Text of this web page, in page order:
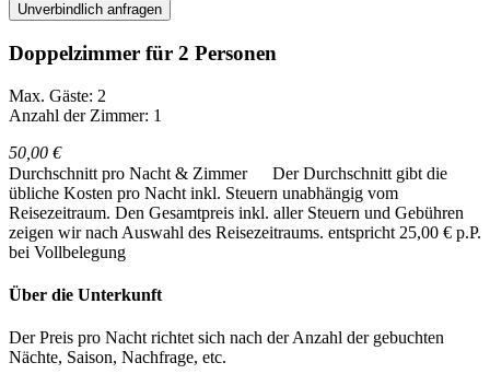
Unverbindlich anfragen
Doppelzimmer für 2 Personen
Max. Gäste: 2
Anzahl der Zimmer: 1
50,00 €
Durchschnitt pro Nacht & Zimmer
Der Durchschnitt gibt die
übliche Kosten pro Nacht inkl. Steuern unabhängig vom
Reisezeitraum. Den Gesamtpreis inkl. aller Steuern und Gebühren
zeigen wir nach Auswahl des Reisezeitraums. entspricht 25,00 € p.P.
bei Vollbelegung
Über die Unterkunft
Der Preis pro Nacht richtet sich nach der Anzahl der gebuchten
Nächte, Saison, Nachfrage, etc.